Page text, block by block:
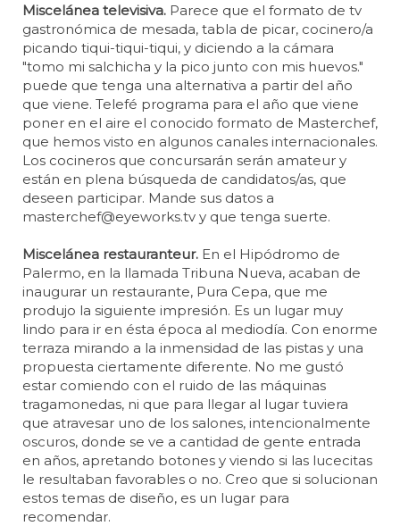
Miscelánea televisiva. Parece que el formato de tv
gastronómica de mesada, tabla de picar, cocinero/a
picando tiqui-tiqui-tiqui, y diciendo a la cámara
"tomo mi salchicha y la pico junto con mis huevos."
puede que tenga una alternativa a partir del año
que viene. Telefé programa para el año que viene
poner en el aire el conocido formato de Masterchef,
que hemos visto en algunos canales internacionales.
Los cocineros que concursarán serán amateur y
están en plena búsqueda de candidatos/as, que
deseen participar. Mande sus datos a
masterchef@eyeworks.tv y que tenga suerte.
Miscelánea restauranteur. En el Hipódromo de
Palermo, en la llamada Tribuna Nueva, acaban de
inaugurar un restaurante, Pura Cepa, que me
produjo la siguiente impresión. Es un lugar muy
lindo para ir en ésta época al mediodía. Con enorme
terraza mirando a la inmensidad de las pistas y una
propuesta ciertamente diferente. No me gustó
estar comiendo con el ruido de las máquinas
tragamonedas, ni que para llegar al lugar tuviera
que atravesar uno de los salones, intencionalmente
oscuros, donde se ve a cantidad de gente entrada
en años, apretando botones y viendo si las lucecitas
le resultaban favorables o no. Creo que si solucionan
estos temas de diseño, es un lugar para
recomendar.